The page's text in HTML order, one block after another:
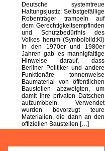
Deutsche systemtreue
Haltungsjustiz: Selbstgefällige
Robenträger trampeln auf
dem Gerechtigkeitsempfinden
und Schutzbedürfnis des
Volkes herum (Symbolbild:KI)
In den 1970er und 1980er
Jahren gab es mannigfaltige
Hinweise darauf, dass
Berliner Politiker und andere
Funktionäre tonnenweise
Baumaterial von öffentlichen
Baustellen abzweigten, um
damit ihre privaten Datschen
aufzumöbeln. Verwendet
wurden bevorzugt teure
Materialien, die dann an den
offiziellen Baustellen […]